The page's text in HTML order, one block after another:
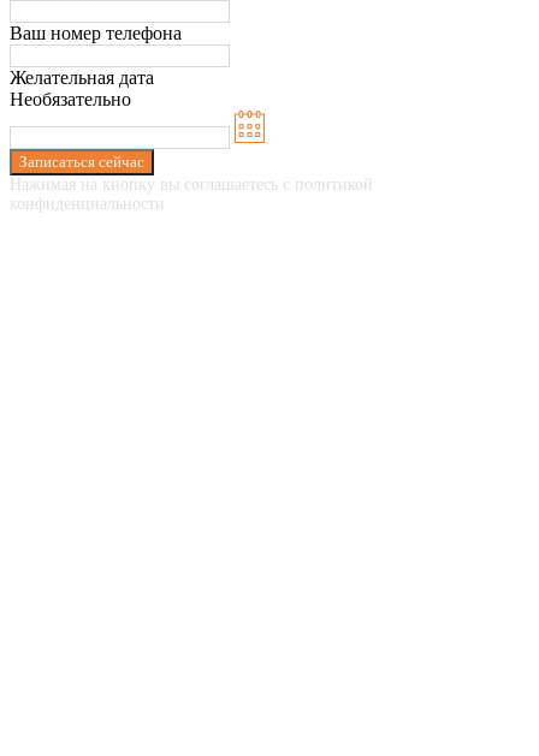
Ваш номер телефона
Желательная дата
Необязательно
Записаться сейчас
Нажимая на кнопку вы соглашаетесь с политикой
конфиденциальности